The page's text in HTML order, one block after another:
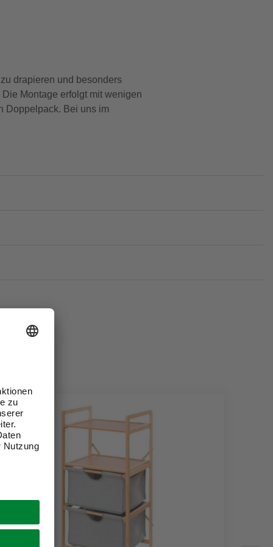
drapieren und besonders
Montage erfolgt mit wenigen
Doppelpack. Bei uns im